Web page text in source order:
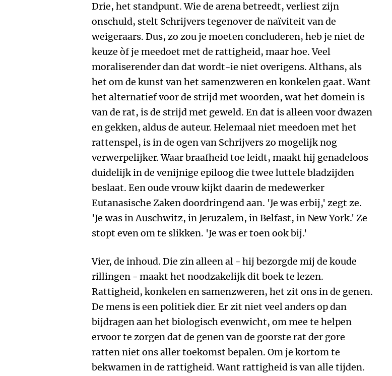
Drie, het standpunt. Wie de arena betreedt, verliest zijn
onschuld, stelt Schrijvers tegenover de naïviteit van de
weigeraars. Dus, zo zou je moeten concluderen, heb je niet de
keuze òf je meedoet met de rattigheid, maar hoe. Veel
moraliserender dan dat wordt-ie niet overigens. Althans, als
het om de kunst van het samenzweren en konkelen gaat. Want
het alternatief voor de strijd met woorden, wat het domein is
van de rat, is de strijd met geweld. En dat is alleen voor dwazen
en gekken, aldus de auteur. Helemaal niet meedoen met het
rattenspel, is in de ogen van Schrijvers zo mogelijk nog
verwerpelijker. Waar braafheid toe leidt, maakt hij genadeloos
duidelijk in de venijnige epiloog die twee luttele bladzijden
beslaat. Een oude vrouw kijkt daarin de medewerker
Eutanasische Zaken doordringend aan. 'Je was erbij,' zegt ze.
'Je was in Auschwitz, in Jeruzalem, in Belfast, in New York.' Ze
stopt even om te slikken. 'Je was er toen ook bij.'
Vier, de inhoud. Die zin alleen al - hij bezorgde mij de koude
rillingen - maakt het noodzakelijk dit boek te lezen.
Rattigheid, konkelen en samenzweren, het zit ons in de genen.
De mens is een politiek dier. Er zit niet veel anders op dan
bijdragen aan het biologisch evenwicht, om mee te helpen
ervoor te zorgen dat de genen van de goorste rat der gore
ratten niet ons aller toekomst bepalen. Om je kortom te
bekwamen in de rattigheid. Want rattigheid is van alle tijden.